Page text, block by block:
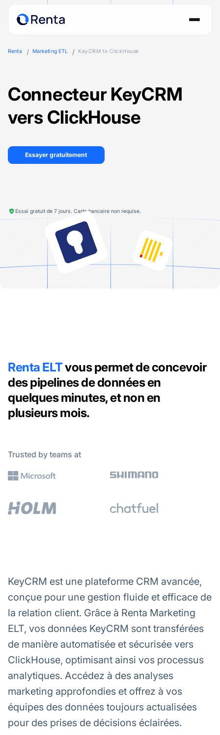
Renta Marketing ETL KeyCRM to ClickHouse
Connecteur KeyCRM
vers ClickHouse
Essayer gratuitement
Essai gratuit de 7 jours. Carte bancaire non requise.
Renta ELTvous permet de concevoir
des pipelines de données en
quelques minutes, et non en
plusieurs mois.
Trusted by teams at
KeyCRM est une plateforme CRM avancée,
conçue pour une gestion fluide et efficace de
la relation client. Grâce à Renta Marketing
ELT, vos données KeyCRM sont transférées
de manière automatisée et sécurisée vers
ClickHouse, optimisant ainsi vos processus
analytiques. Accédez à des analyses
marketing approfondies et offrez à vos
équipes des données toujours actualisées
pour des prises de décisions éclairées.